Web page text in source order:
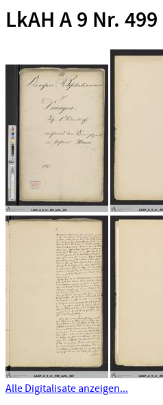
LkAH A 9 Nr. 499
Alle Digitalisate anzeigen...